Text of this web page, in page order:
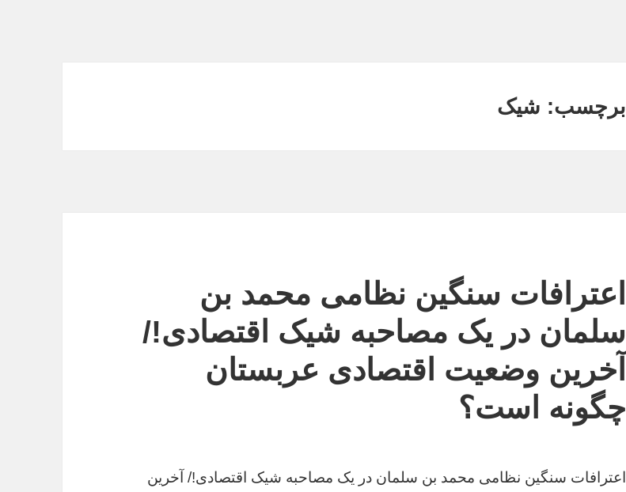
برچسب: شیک
اعترافات سنگین نظامی محمد بن
سلمان در یک مصاحبه شیک اقتصادی!/
آخرین وضعیت اقتصادی عربستان
چگونه است؟
اعترافات سنگین نظامی محمد بن سلمان در یک مصاحبه شیک اقتصادی!/ آخرین